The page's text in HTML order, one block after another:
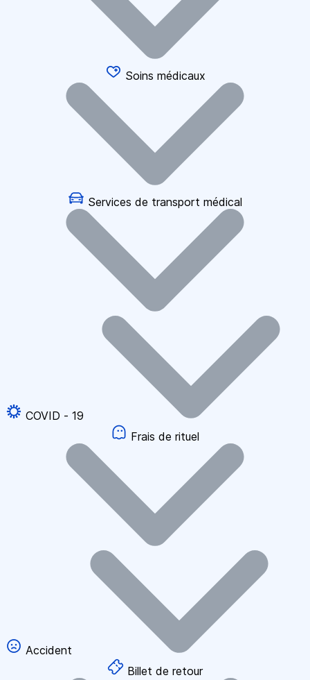
Soins médicaux
Services de transport médical
COVID - 19
Frais de rituel
Accident
Billet de retour